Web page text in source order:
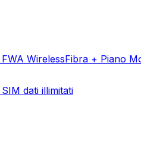
WirelessFibra + Piano
dati illimitati